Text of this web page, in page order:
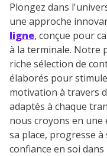
Plongez dans
une approche
ligne, conçue pour
à la terminale. Notre
riche sélection de
élaborés pour
motivation à travers
adaptés à chaque
nous croyons en une
sa place, progresse
confiance en soi